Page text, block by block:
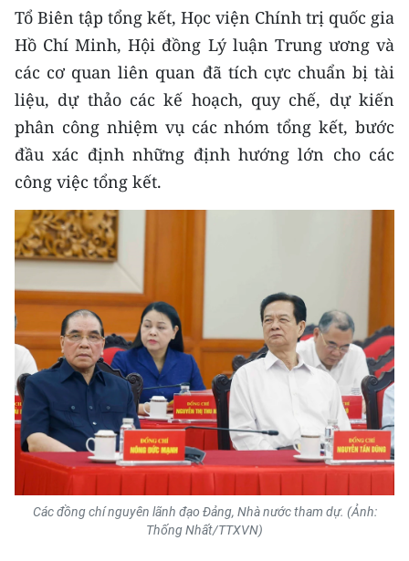
ENGLISH
中文
FRANÇAIS
РУССКИЙ
ESPAÑOL
한국어
Tổ Biên tập tổng kết, Học viện Chính trị quốc gia
Hồ Chí Minh, Hội đồng Lý luận Trung ương và
các cơ quan liên quan đã tích cực chuẩn bị tài
liệu, dự thảo các kế hoạch, quy chế, dự kiến
phân công nhiệm vụ các nhóm tổng kết, bước
đầu xác định những định hướng lớn cho các
công việc tổng kết.
Các đồng chí nguyên lãnh đạo Đảng, Nhà nước tham dự. (Ảnh:
Thống Nhất/TTXVN)